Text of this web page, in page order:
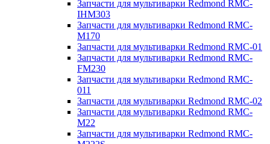
Запчасти для мультиварки Redmond RMC-
IHM303
Запчасти для мультиварки Redmond RMC-
M170
Запчасти для мультиварки Redmond RMC-01
Запчасти для мультиварки Redmond RMC-
FM230
Запчасти для мультиварки Redmond RMC-
011
Запчасти для мультиварки Redmond RMC-02
Запчасти для мультиварки Redmond RMC-
M22
Запчасти для мультиварки Redmond RMC-